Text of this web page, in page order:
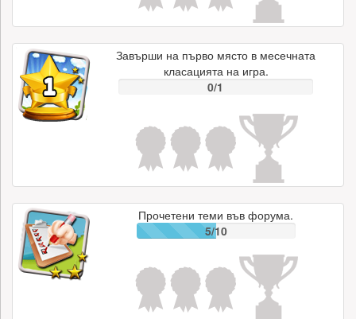
Завърши на първо място в месечната
класацията на игра.
0/1
Прочетени теми във форума.
5/10